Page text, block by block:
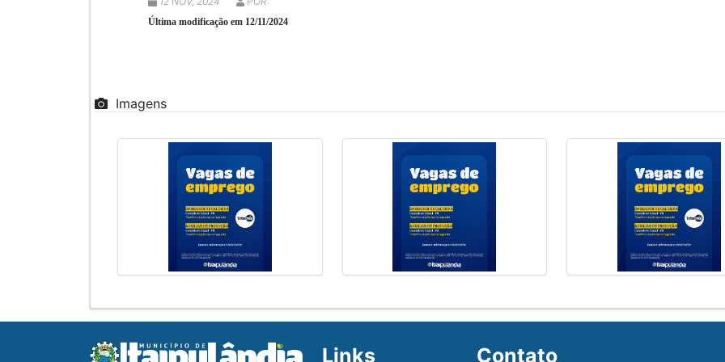
Última modificação em 12/11/2024
Imagens
Links Contato